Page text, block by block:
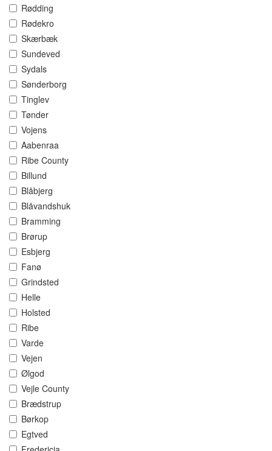
Rødding
Rødekro
Skærbæk
Sundeved
Sydals
Sønderborg
Tinglev
Tønder
Vojens
Aabenraa
Ribe County
Billund
Blåbjerg
Blåvandshuk
Bramming
Brørup
Esbjerg
Fanø
Grindsted
Helle
Holsted
Ribe
Varde
Vejen
Ølgod
Vejle County
Brædstrup
Børkop
Egtved